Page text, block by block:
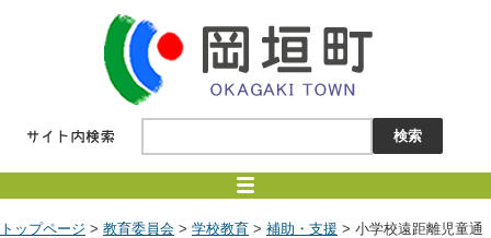
トップページ > 教育委員会 > 学校教育 > 補助・支援 > 小学校遠距離児童通